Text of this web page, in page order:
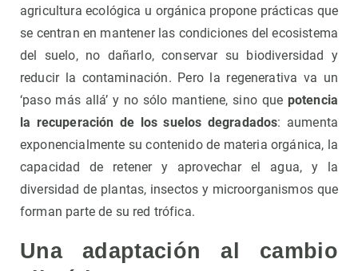
agricultura ecológica u orgánica propone prácticas que
se centran en mantener las condiciones del ecosistema
del suelo, no dañarlo, conservar su biodiversidad y
reducir la contaminación. Pero la regenerativa va un
‘paso más allá’ y no sólo mantiene, sino que potencia
la recuperación de los suelos degradados: aumenta
exponencialmente su contenido de materia orgánica, la
capacidad de retener y aprovechar el agua, y la
diversidad de plantas, insectos y microorganismos que
forman parte de su red trófica.
Una adaptación al cambio